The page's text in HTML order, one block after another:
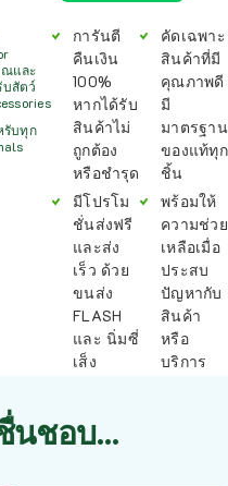
ณและ
สัตว์
รับทุก
การันตี
คืนเงิน
100%
หากได้รับ
สินค้าไม่
ถูกต้อง
หรือชำรุด
มีโปรโม
ชั่นส่งฟรี
และส่ง
เร็ว ด้วย
ขนส่ง
FLASH
และ นิ่มซี่
เส็ง
คัดเฉพาะ
สินค้าที่มี
คุณภาพดี
มี
มาตรฐาน
ของแท้ทุก
ชิ้น
พร้อมให้
ความช่วย
เหลือเมื่อ
ประสบ
ปัญหากับ
สินค้า
หรือ
บริการ
นชอบ…